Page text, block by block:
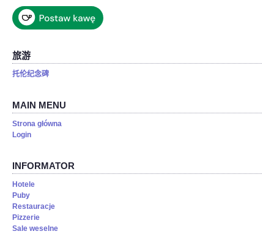
旅游
托伦纪念碑
MAIN MENU
Strona główna
Login
INFORMATOR
Hotele
Puby
Restauracje
Pizzerie
Sale weselne